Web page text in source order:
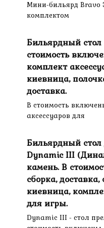
Мини-бильярд Bravo
комплектом
Бильярдный
стоимость
комплект
киевница,
доставка.
В стоимость
аксессуаров для
Бильярдный
Dynamic III
камень. В
сборка,
киевница,
для игры.
Dynamic III - стол